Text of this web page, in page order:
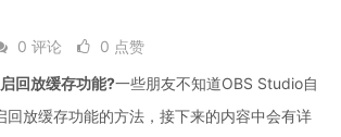
0 评论
0 点赞
回放缓存功能?一些朋友不知道OBS Studio自
回放缓存功能的方法，接下来的内容中会有详